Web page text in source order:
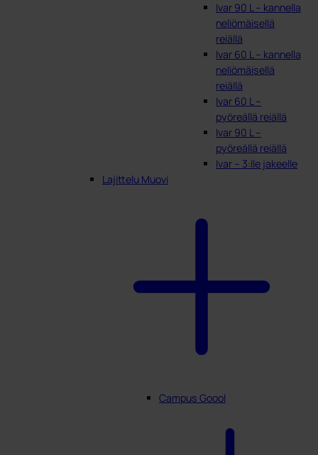
Ivar 90 L – kannella
neliömäisellä
reiällä
Ivar 60 L – kannella
neliömäisellä
reiällä
Ivar 60 L –
pyöreällä reiällä
Ivar 90 L –
pyöreällä reiällä
Ivar – 3:lle jakeelle
Lajittelu Muovi
Campus Goool